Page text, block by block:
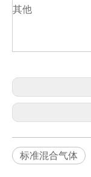
其他
标准混合气体